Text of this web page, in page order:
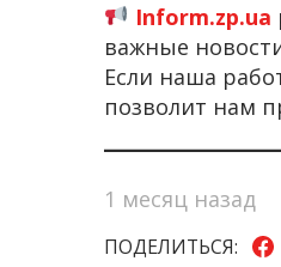
Inform.zp.ua
важные
Если наша
позволит нам
1 месяц назад
ПОДЕЛИТЬСЯ: